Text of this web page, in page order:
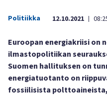
Politiikka 12.10.2021 |
Euroopan energiakriisi on
ilmastopolitiikan
Suomen hallituksen on
energiatuotanto on
fossiilisista